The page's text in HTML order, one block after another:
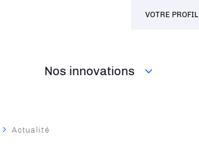
Nos innovations
VOTRE PROFIL
Actualité